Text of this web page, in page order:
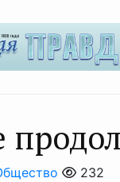
232